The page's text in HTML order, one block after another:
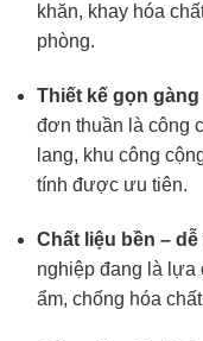
khăn, khay hóa
phòng.
Thiết kế gọn
đơn thuần là công
lang, khu công
tính được ưu tiên.
Chất liệu bền –
nghiệp đang là lựa
ẩm, chống hóa